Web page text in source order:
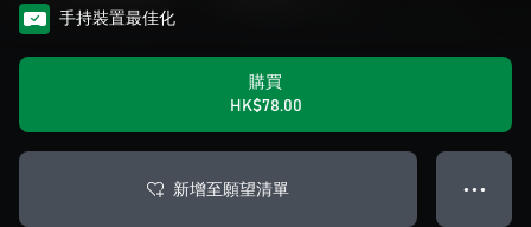
手持裝置最佳化
購買
HK$78.00
新增至願望清單 ● ● ●